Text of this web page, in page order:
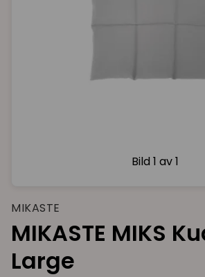
Bild 1 av 1
MIKASTE
MIKASTE MIKS
Large